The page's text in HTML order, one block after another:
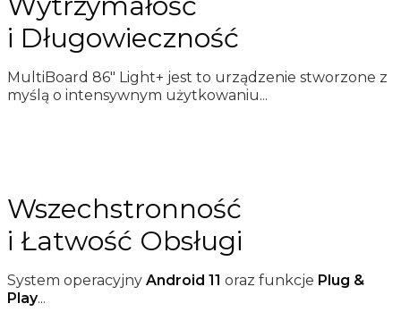
i Długowieczność
MultiBoard 86" Light+ jest to urządzenie stworzone z
myślą o intensywnym użytkowaniu...
Wszechstronność
i Łatwość Obsługi
System operacyjny Android 11 oraz funkcje Plug &
Play...